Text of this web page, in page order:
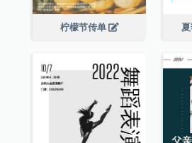
柠檬节传单